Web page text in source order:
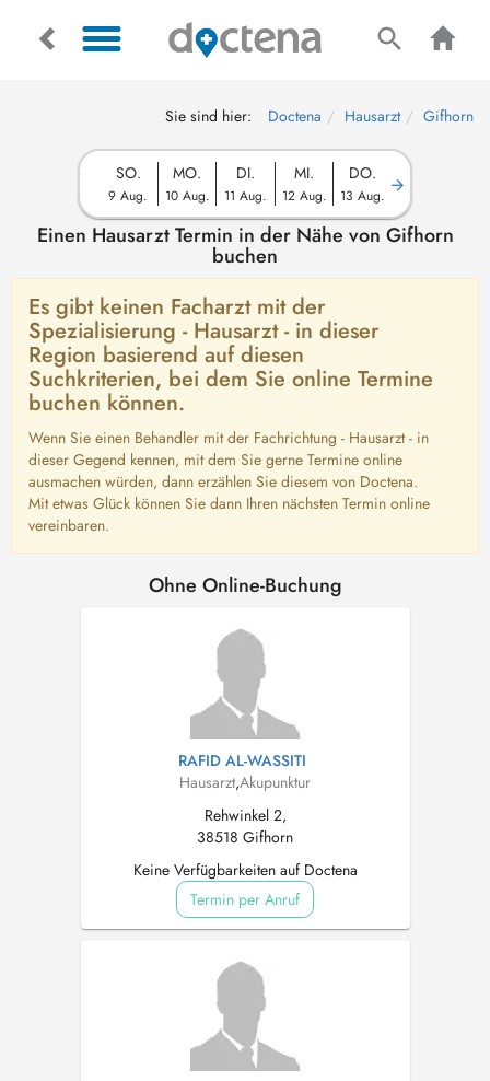
Sie sind hier: Doctena Hausarzt Gifhorn
SO.
9 Aug.
MO.
10 Aug.
DI.
11 Aug.
MI.
12 Aug.
DO.
13 Aug.
Einen Hausarzt Termin in der Nähe von Gifhorn
buchen
Es gibt keinen Facharzt mit der
Spezialisierung - Hausarzt - in dieser
Region basierend auf diesen
Suchkriterien, bei dem Sie online Termine
buchen können.
Wenn Sie einen Behandler mit der Fachrichtung - Hausarzt - in
dieser Gegend kennen, mit dem Sie gerne Termine online
ausmachen würden, dann erzählen Sie diesem von Doctena.
Mit etwas Glück können Sie dann Ihren nächsten Termin online
vereinbaren.
Ohne Online-Buchung
RAFID AL-WASSITI
Hausarzt,Akupunktur
Rehwinkel 2,
38518 Gifhorn
Keine Verfügbarkeiten auf Doctena
Termin per Anruf